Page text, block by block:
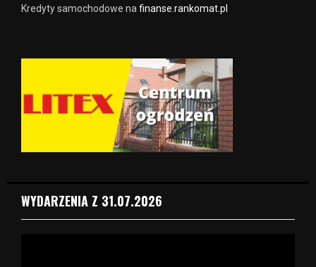
Kredyty samochodowe na finanse.rankomat.pl
WYDARZENIA Z 31.07.2026